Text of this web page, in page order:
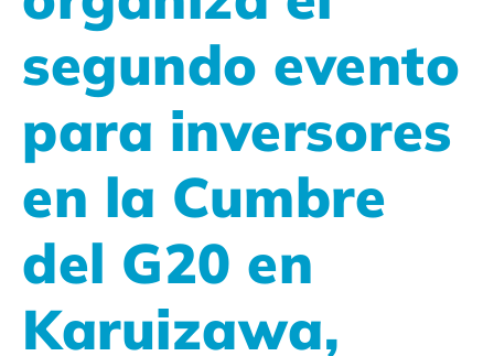
segundo evento
para inversores
en la Cumbre
del G20 en
Karuizawa,